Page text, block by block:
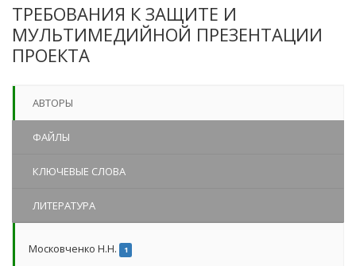
ТРЕБОВАНИЯ К ЗАЩИТЕ И
МУЛЬТИМЕДИЙНОЙ ПРЕЗЕНТАЦИИ
ПРОЕКТА
АВТОРЫ
ФАЙЛЫ
КЛЮЧЕВЫЕ СЛОВА
ЛИТЕРАТУРА
Московченко Н.Н. 1